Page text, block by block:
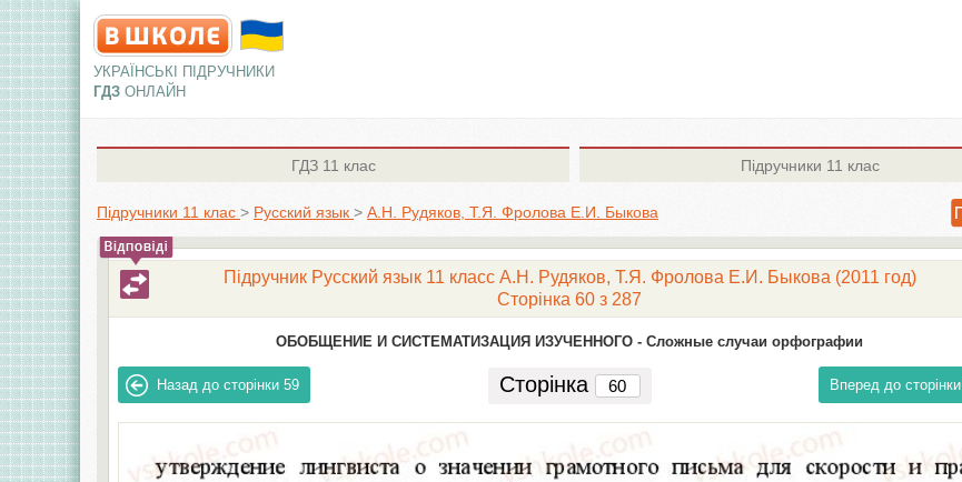
УКРАЇНСЬКІ ПІДРУЧНИКИ
ГДЗ ОНЛАЙН
ГДЗ11 клас Підручники 11 клас
Підручники 11 клас > Русский язык > А.Н. Рудяков, Т.Я. Фролова Е.И. Быкова
Підручник Русский язык 11 класс А.Н. Рудяков, Т.Я. Фролова Е.И. Быкова (2011 год)
Сторінка 60 з 287
ОБОБЩЕНИЕ И СИСТЕМАТИЗАЦИЯ ИЗУЧЕННОГО - Сложные случаи орфографии
Назад до сторінки 59 Сторінка Вперед до сторінки